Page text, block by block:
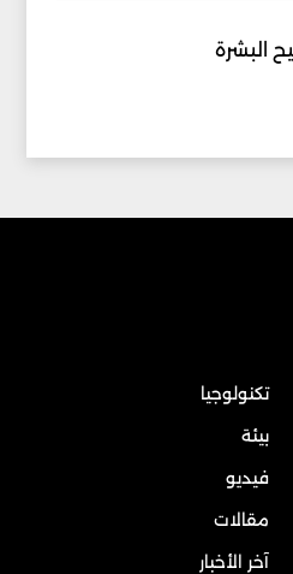
البشرة
تكنولوجيا
بيئة
فيديو
مقالات
آخر الأخبار